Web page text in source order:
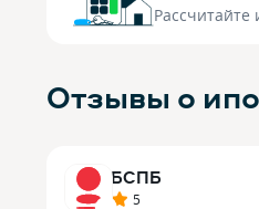
Рассчитайте
Отзывы о
БСПБ
5